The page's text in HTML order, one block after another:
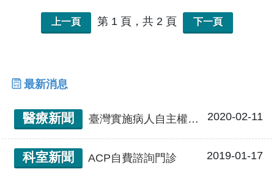
和醫療科主任，提供末期病人全面性安寧緩和
醫療照護。
上一頁 第 1 頁，共 2 頁 下一頁
最新消息
醫療新聞 臺灣實施病人自主權利法，開全亞洲之先河 2020-02-11
科室新聞 ACP自費諮詢門診 2019-01-17